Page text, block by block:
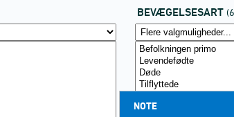
BEVÆGELSESART
NOTE